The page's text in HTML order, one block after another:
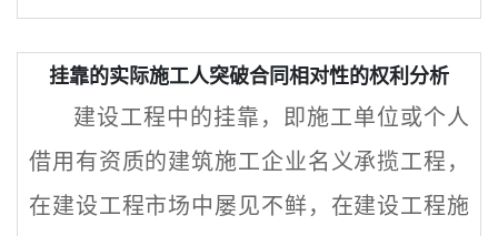
挂靠的实际施工人突破合同相对性的权利分析
建设工程中的挂靠，即施工单位或个人
借用有资质的建筑施工企业名义承揽工程，
在建设工程市场中屡见不鲜，在建设工程施